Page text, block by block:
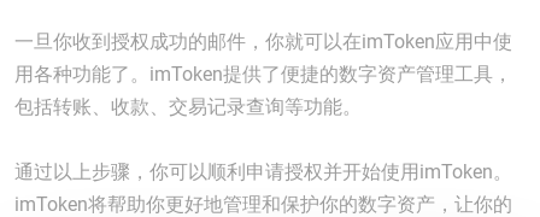
一旦你收到授权成功的邮件，你就可以在imToken应用中使
用各种功能了。imToken提供了便捷的数字资产管理工具，
包括转账、收款、交易记录查询等功能。
通过以上步骤，你可以顺利申请授权并开始使用imToken。
imToken将帮助你更好地管理和保护你的数字资产，让你的